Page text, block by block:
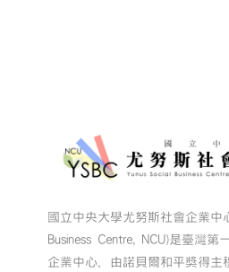
國立中央大學尤努斯社會企業中
Business Centre, NCU)是臺灣第
企業中心，由諾貝爾和平獎得